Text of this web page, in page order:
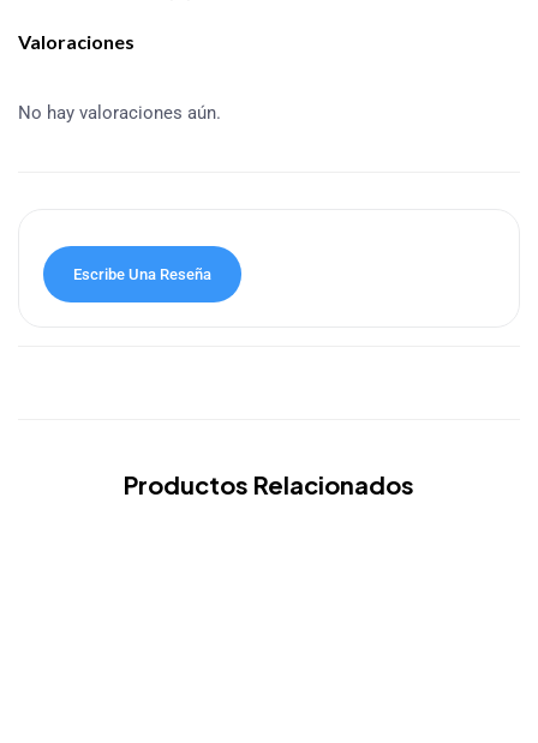
Valoraciones
No hay valoraciones aún.
Escribe Una Reseña
Productos Relacionados